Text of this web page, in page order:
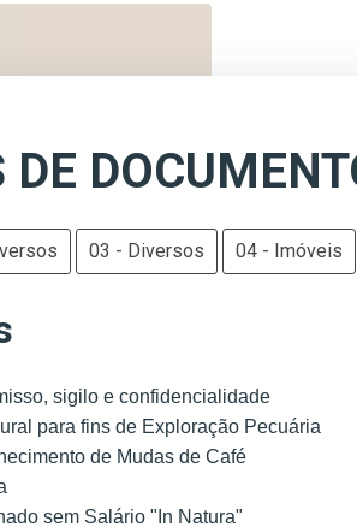
DE
03 - Diversos 04 - Imóveis
sigilo e confidencialidade
para fins de Exploração Pecuária
de Mudas de Café
sem Salário "In Natura"